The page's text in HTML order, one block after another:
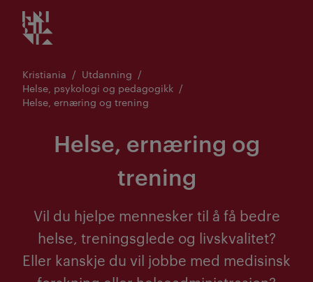
Gå
til
Kristiania logo
Kristiania
Utdanning
Helse, psykologi og pedagogikk
Helse, ernæring og trening
Helse, ernæring og
trening
Vil du hjelpe mennesker til å få bedre
helse, treningsglede og livskvalitet?
Eller kanskje du vil jobbe med medisinsk